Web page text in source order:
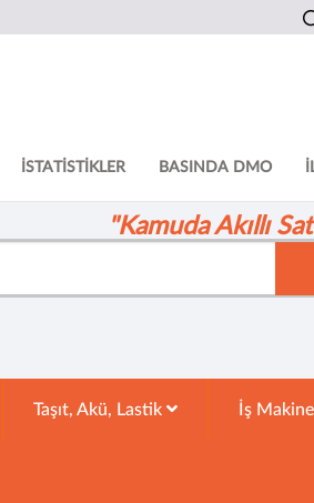
İSTATİSTİKLER BASINDA DMO
"Kamuda Akıllı
Taşıt, Akü, Lastik İş